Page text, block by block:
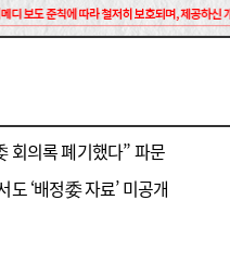
회의록 폐기했다” 파문
‘배정委 자료’ 미공개